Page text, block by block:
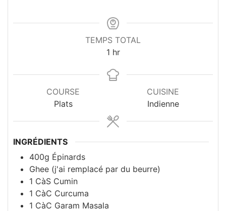
TEMPS TOTAL
1hour
hr
COURSE
Plats
CUISINE
Indienne
INGRÉDIENTS
400g Épinards
Ghee (j'ai remplacé par du beurre)
1 CàS Cumin
1 CàC Curcuma
1 CàC Garam Masala